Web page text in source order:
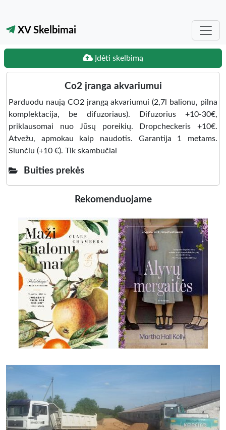
XV Skelbimai
Įdėti skelbimą
Co2 įranga akvariumui
Parduodu naują CO2 įrangą akvariumui (2,7l balionu, pilna
komplektacija, be difuzoriaus). Difuzorius +10-30€,
priklausomai nuo Jūsų poreikių. Dropcheckeris +10€.
Atvežu, apmokau kaip naudotis. Garantija 1 metams.
Siunčiu (+10 €). Tik skambučiai
Buities prekės
Rekomenduojame